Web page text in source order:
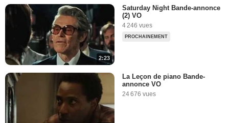
2:23
Saturday Night Bande-annonce
(2) VO
4 246 vues
PROCHAINEMENT
La Leçon de piano Bande-
annonce VO
24 676 vues